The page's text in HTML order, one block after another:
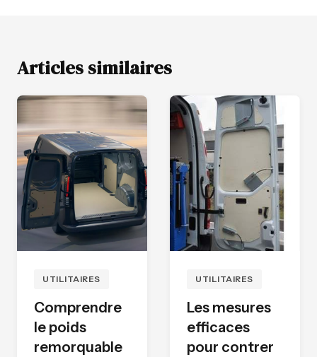
Articles similaires
UTILITAIRES
Comprendre
le poids
remorquable
UTILITAIRES
Les mesures
efficaces
pour contrer